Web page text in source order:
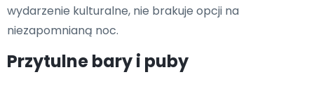
wydarzenie kulturalne, nie brakuje opcji na
niezapomnianą noc.
Przytulne bary i puby